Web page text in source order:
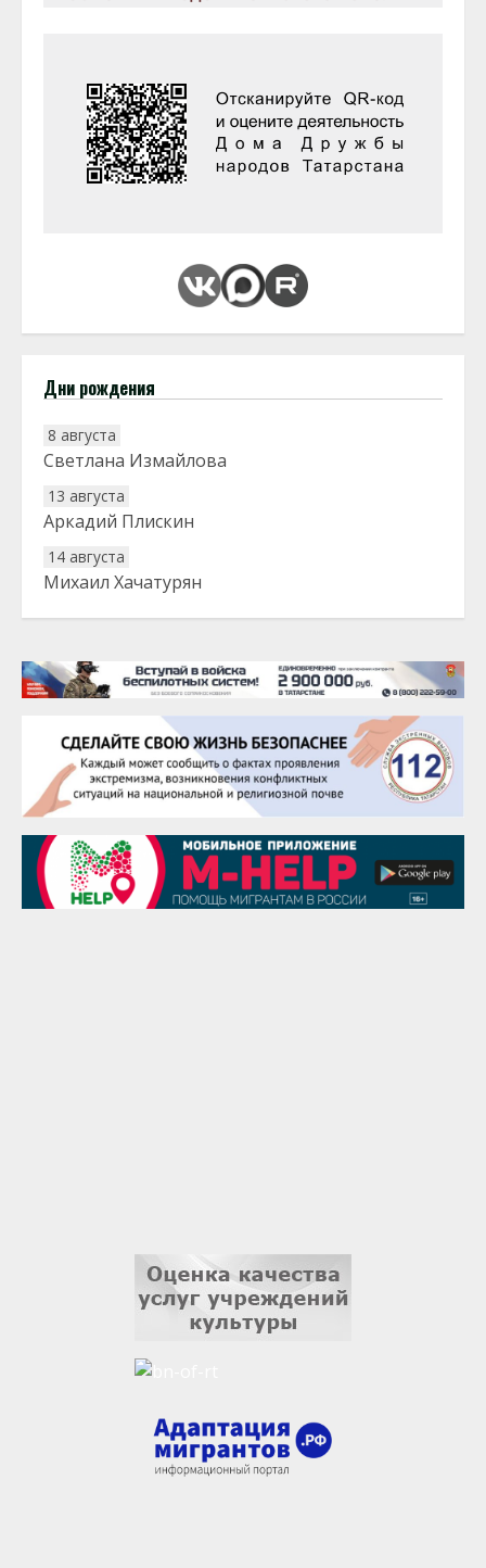
Дни рождения
8 августа
Светлана Измайлова
13 августа
Аркадий Плискин
14 августа
Михаил Хачатурян
20 августа
22 августа
Евгений Ефимов
25 августа
Сэсэгма Бубеева
28 августа
Чингиз Мустафаев
29 августа
Надежда Рослова